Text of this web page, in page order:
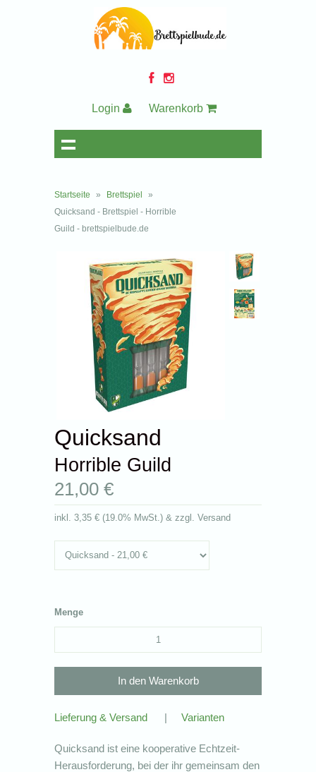
Login Warenkorb
Startseite » Brettspiel
»
Quicksand - Brettspiel - Horrible
Guild - brettspielbude.de
Quicksand
Horrible Guild
21,00 €
inkl.3,35 € (19.0% MwSt.) & zzgl. Versand
Menge
Lieferung & Versand | Varianten
Quicksand ist eine kooperative Echtzeit-
Herausforderung, bei der ihr gemeinsam den